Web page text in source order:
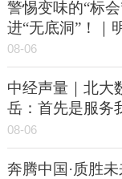
警惕变味的“标
进“无底洞”！｜
08-06
中经声量｜北大
岳：首先是服务
08-06
奔腾中国·质胜